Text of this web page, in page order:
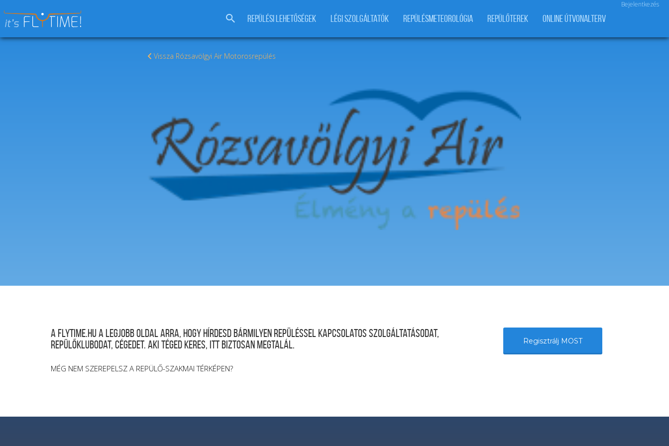
Bejelentkezés
REPÜLÉSI LEHETŐSÉGEK LÉGI SZOLGÁLTATÓK REPÜLÉSMETEOROLÓGIA REPÜLŐTEREK ONLINE ÚTVONALTERV
Keresés:
Vissza Rózsavölgyi Air Motorosrepülés
A FLYTIME.HU a legjobb oldal arra, hogy hírdesd bármilyen repüléssel kapcsolatos szolgáltatásodat,
repülőklubodat, cégedet. Aki téged keres, itt biztosan megtalál.
MÉG NEM SZEREPELSZ A REPÜLŐ-SZAKMAI TÉRKÉPEN?
Regisztrálj MOST